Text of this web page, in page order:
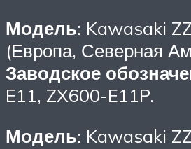
Модель: Kawasaki
(Европа, Северная
Заводское
E11, ZX600-E11P.
Модель: Kawasaki